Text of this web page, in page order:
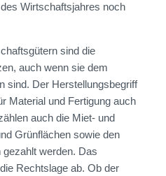
Wirtschaftsjahres noch
sind die
auch wenn sie dem
sind. Der Herstellungsbegriff
Material und Fertigung auch
auch die Miet- und
Grünflächen sowie den
werden. Das
Rechtslage ab. Ob der